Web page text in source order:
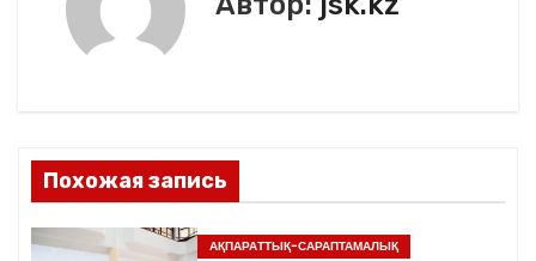
я
п
Похожая запись
АҚПАРАТТЫҚ-САРАПТАМАЛЫҚ